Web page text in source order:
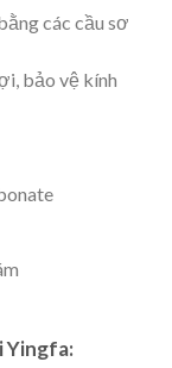
các cầu sơ
bảo vệ kính
Yingfa: